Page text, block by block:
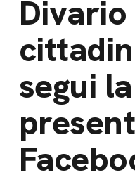
Divario
segui la
Lavora con noi
Bilancio di
missione
News e
News